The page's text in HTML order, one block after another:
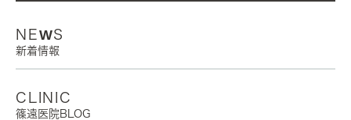
NEWS
新着情報
CLINIC
篠遠医院BLOG